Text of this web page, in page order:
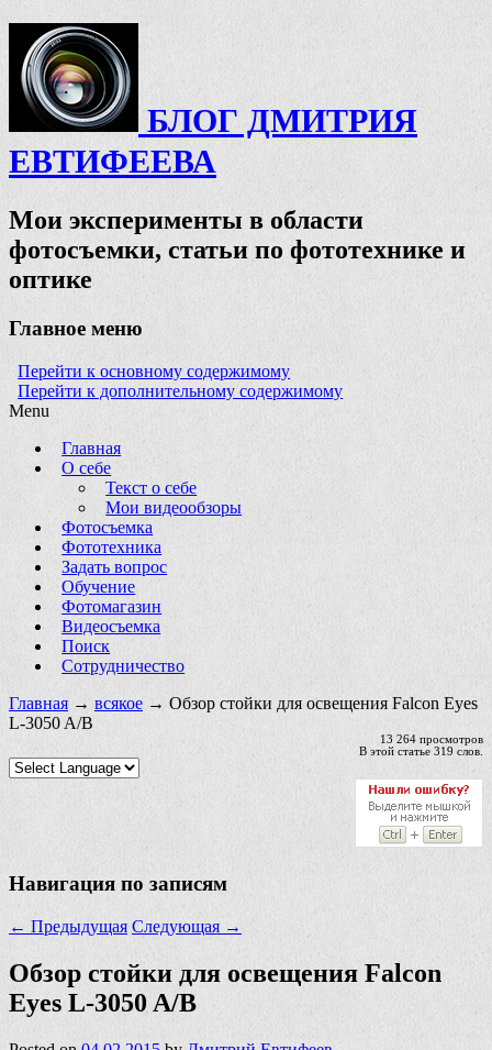
БЛОГ ДМИТРИЯ
ЕВТИФЕЕВА
Мои эксперименты в области
фотосъемки, статьи по фототехнике и
оптике
Главное меню
Перейти к основному содержимому
Перейти к дополнительному содержимому
Menu
Главная
О себе
Текст о себе
Мои видеообзоры
Фотосъемка
Фототехника
Задать вопрос
Обучение
Фотомагазин
Видеосъемка
Поиск
Сотрудничество
Главная → всякое → Обзор стойки для освещения Falcon Eyes
L-3050 A/B
13 264 просмотров
В этой статье 319 слов.
Навигация по записям
← Предыдущая Следующая →
Обзор стойки для освещения Falcon
Eyes L-3050 A/B